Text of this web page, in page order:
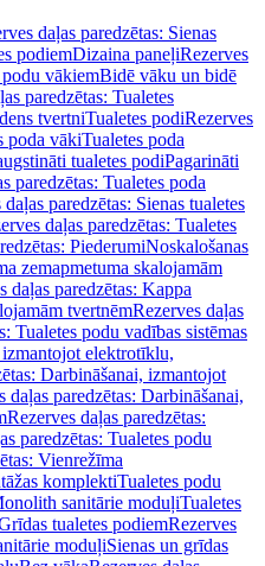
daļas paredzētas: Sienas
podiemDizaina paneļiRezerves
vākiemBidē vāku un bidē
paredzētas: Tualetes
tvertniTualetes podiRezerves
poda vākiTualetes poda
tualetes podiPagarināti
paredzētas: Tualetes poda
paredzētas: Sienas tualetes
daļas paredzētas: Tualetes
PiederumiNoskalošanas
zemapmetuma skalojamām
daļas paredzētas: Kappa
tvertnēmRezerves daļas
Tualetes podu vadības sistēmas
izmantojot elektrotīklu,
Darbināšanai, izmantojot
daļas paredzētas: Darbināšanai,
Rezerves daļas paredzētas:
paredzētas: Tualetes podu
Vienrežīma
komplektiTualetes podu
sanitārie moduļiTualetes
tualetes podiemRezerves
moduļiSienas un grīdas